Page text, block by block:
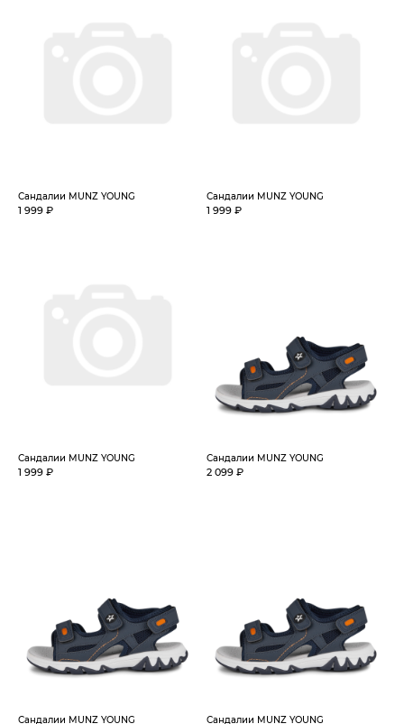
Сандалии MUNZ YOUNG
1 999 ₽
Сандалии MUNZ YOUNG
1 999 ₽
Сандалии MUNZ YOUNG
1 999 ₽
Сандалии MUNZ YOUNG
2 099 ₽
Сандалии MUNZ YOUNG Сандалии MUNZ YOUNG